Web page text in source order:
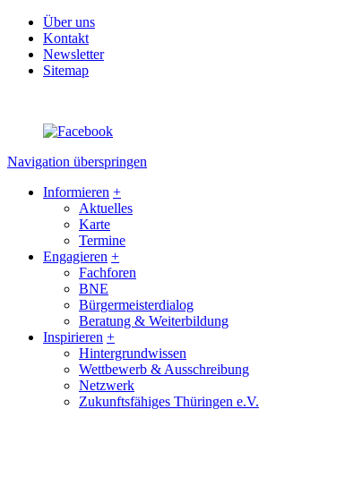
Über uns
Kontakt
Newsletter
Sitemap
Navigation überspringen
Informieren +
Aktuelles
Karte
Termine
Engagieren +
Fachforen
BNE
Bürgermeisterdialog
Beratung & Weiterbildung
Inspirieren +
Hintergrundwissen
Wettbewerb & Ausschreibung
Netzwerk
Zukunftsfähiges Thüringen e.V.